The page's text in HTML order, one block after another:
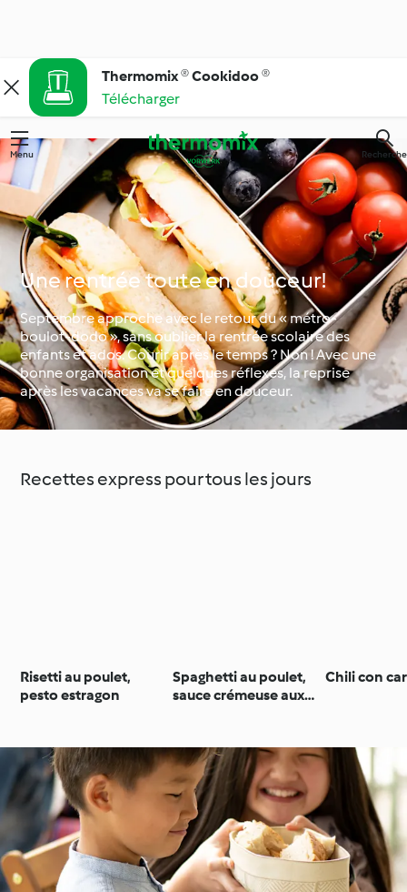
Thermomix ® Cookidoo ®
Télécharger
Menu Recherche
Une rentrée toute en douceur!
Septembre approche avec le retour du « métro-
boulot-dodo », sans oublier la rentrée scolaire des
enfants et ados. Courir après le temps ? Non ! Avec une
bonne organisation et quelques réflexes, la reprise
après les vacances va se faire en douceur.
Recettes express pour tous les jours
Risetti au poulet,
pesto estragon
Spaghetti au poulet,
sauce crémeuse aux
Chili con